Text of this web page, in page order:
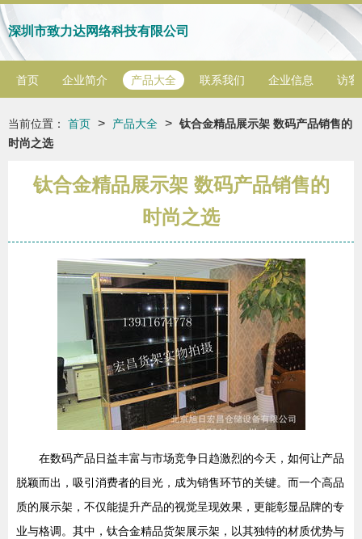
深圳市致力达网络科技有限公司
首页 企业简介 产品大全 联系我们 企业信息 访客
当前位置： 首页 > 产品大全 > 钛合金精品展示架 数码产品销售的
时尚之选
钛合金精品展示架 数码产品销售的
时尚之选
在数码产品日益丰富与市场竞争日趋激烈的今天，如何让产品
脱颖而出，吸引消费者的目光，成为销售环节的关键。而一个高品
质的展示架，不仅能提升产品的视觉呈现效果，更能彰显品牌的专
业与格调。其中，钛合金精品货架展示架，以其独特的材质优势与